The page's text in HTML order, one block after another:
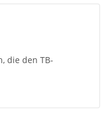
die den TB-